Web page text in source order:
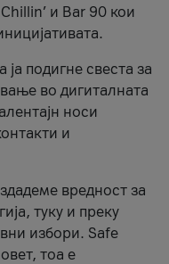
и Bar 90 кои
подигне свеста за
во дигиталната
носи
и
вредност за
туку и преку
избори. Safe
тоа е